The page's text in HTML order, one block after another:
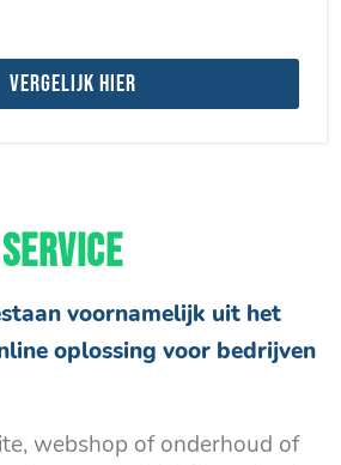
Vergelijk hier
SERVICE
voornamelijk uit het
oplossing voor bedrijven
webshop of onderhoud of